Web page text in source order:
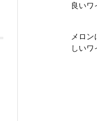
良いワ
メロ
しいワ